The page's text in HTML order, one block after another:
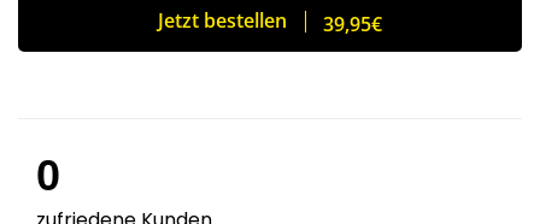
Jetzt bestellen 39,95€
0